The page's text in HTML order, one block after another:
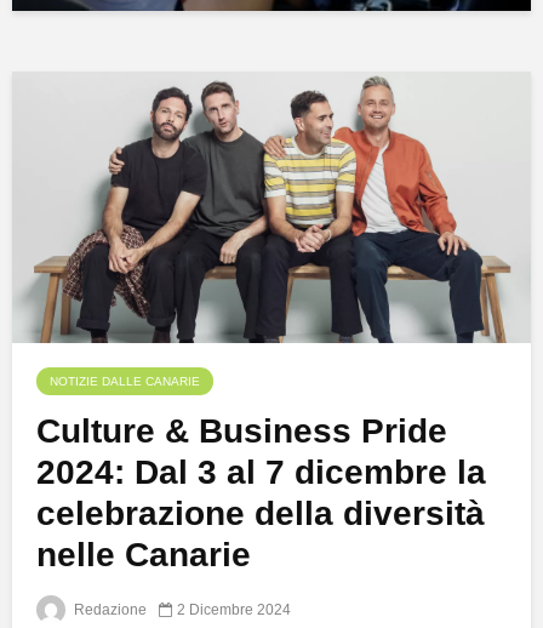
NOTIZIE DALLE CANARIE
Culture & Business Pride
2024: Dal 3 al 7 dicembre la
celebrazione della diversità
nelle Canarie
Redazione 2 Dicembre 2024